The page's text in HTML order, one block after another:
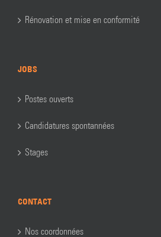
Rénovation et mise en conformité
JOBS
Postes ouverts
Candidatures spontannées
Stages
CONTACT
Nos coordonnées